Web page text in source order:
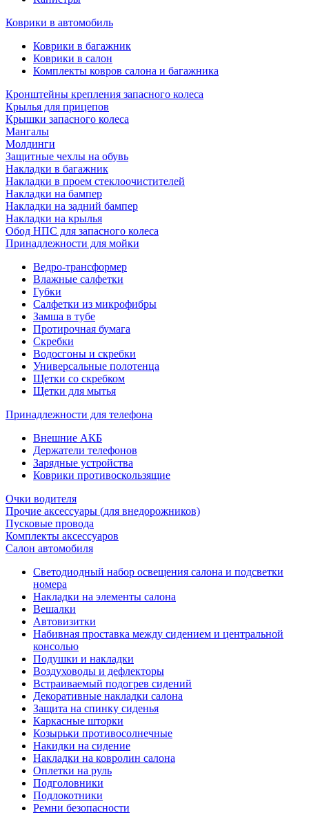
Коврики в автомобиль
Коврики в багажник
Коврики в салон
Комплекты ковров салона и багажника
Кронштейны крепления запасного колеса
Крылья для прицепов
Крышки запасного колеса
Мангалы
Молдинги
Защитные чехлы на обувь
Накладки в багажник
Накладки в проем стеклоочистителей
Накладки на бампер
Накладки на задний бампер
Накладки на крылья
Обод НПС для запасного колеса
Принадлежности для мойки
Ведро-трансформер
Влажные салфетки
Губки
Салфетки из микрофибры
Замша в тубе
Протирочная бумага
Скребки
Водосгоны и скребки
Универсальные полотенца
Щетки со скребком
Щетки для мытья
Принадлежности для телефона
Внешние АКБ
Держатели телефонов
Зарядные устройства
Коврики противоскользящие
Очки водителя
Прочие аксессуары (для внедорожников)
Пусковые провода
Комплекты аксессуаров
Салон автомобиля
Светодиодный набор освещения салона и подсветки
номера
Накладки на элементы салона
Вешалки
Автовизитки
Набивная проставка между сидением и центральной
консолью
Подушки и накладки
Воздуховоды и дефлекторы
Встраиваемый подогрев сидений
Декоративные накладки салона
Защита на спинку сиденья
Каркасные шторки
Козырьки противосолнечные
Накидки на сидение
Накладки на ковролин салона
Оплетки на руль
Подголовники
Подлокотники
Ремни безопасности